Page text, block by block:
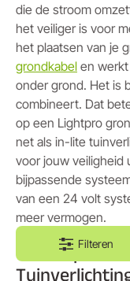
Filteren
die de stroom
het veiliger is voor
het plaatsen van je
grondkabel en
onder grond. Het is
combineert. Dat
op een Lightpro
net als in-lite
voor jouw veiligheid
bijpassende
van een 24 volt
meer vermogen.
Grondspots